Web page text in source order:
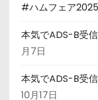
#ハムフェア
本気でADS-B受
月7日
本気でADS-B受
10月17日